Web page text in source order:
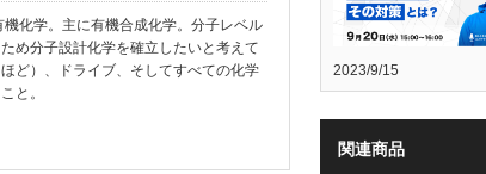
化学。主に有機合成化学。分子レベル
め分子設計化学を確立したいと考えて
ど）、ドライブ、そしてすべての化学
と。
2023/9/15
関連商品